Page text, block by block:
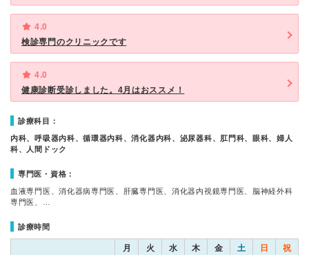
4.0
検診専門のクリニックです
4.0
健康診断受診しました。4月はおススメ！
診療科目：
内科、呼吸器内科、循環器内科、消化器内科、泌尿器科、肛門科、眼科、婦人
科、人間ドック
専門医・資格：
血液専門医、消化器病専門医、肝臓専門医、消化器内視鏡専門医、脳神経外科
専門医、…
診療時間
月 火 水 木 金 土 日 祝